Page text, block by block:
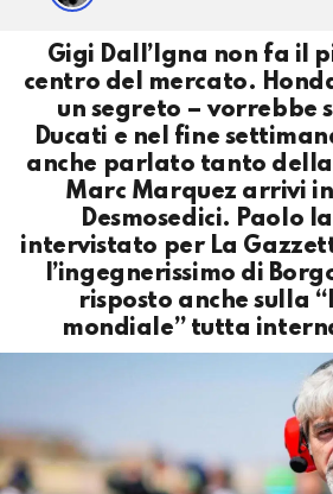
Gigi Dall’Igna non fa il
centro del mercato.
un segreto – vorrebbe
Ducati e nel fine
anche parlato tanto
Marc Marquez arrivi
Desmosedici. Paolo
intervistato per La
l’ingegnerissimo di
risposto anche sulla
mondiale” tutta